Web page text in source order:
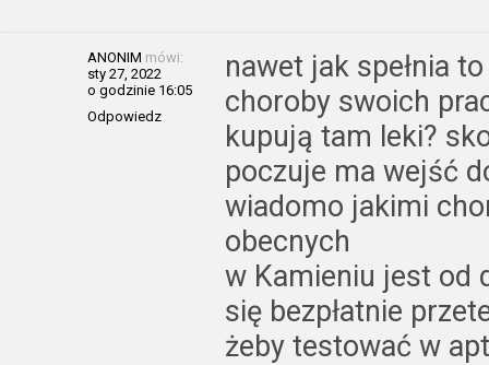
ANONIM mówi:
sty 27, 2022
o godzinie 16:05
Odpowiedz
nawet jak spełnia
choroby swoich
kupują tam leki?
poczuje ma wejść
wiadomo jakimi
obecnych
w Kamieniu jest od
się bezpłatnie
żeby testować w